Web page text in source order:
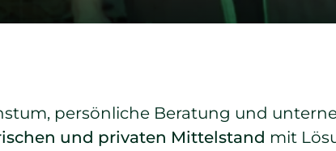
persönliche Beratung und
und privaten Mittelstand mit